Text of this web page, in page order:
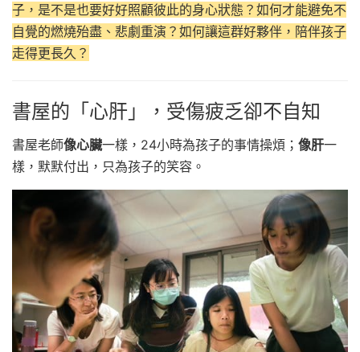
子，是不是也要好好照顧彼此的身心狀態？如何才能避免不
自覺的燃燒殆盡、悲劇重演？如何讓這群好夥伴，陪伴孩子
走得更長久？
書屋的「心肝」，受傷疲乏卻不自知
書屋老師像心臟一樣，24小時為孩子的事情操煩； 像肝一
樣，默默付出，只為孩子的笑容。